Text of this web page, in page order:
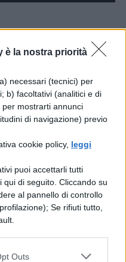
è la nostra priorità
necessari (tecnici) per
b) facoltativi (analitici e di
mostrarti annunci
di navigazione) previo
cookie policy, leggi
puoi accettarli tutti
qui di seguito. Cliccando su
al pannello di controllo
Se rifiuti tutto,
Outs